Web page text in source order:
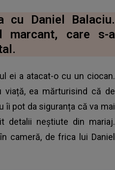
cu Daniel Balaciu.
marcant, care s-a
ei a atacat-o cu un ciocan.
viață, ea mărturisind că de
îi pot da siguranța că va mai
detalii neștiute din mariaj.
cameră, de frica lui Daniel